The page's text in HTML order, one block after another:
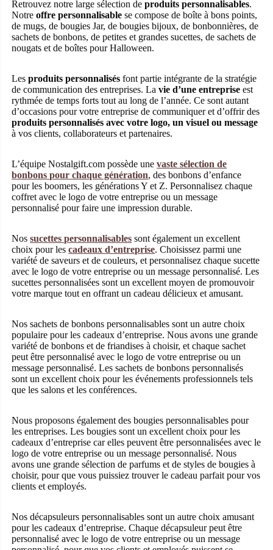
Retrouvez notre large sélection deproduits personnalisables.
Notreoffre personnalisable se compose de boîte à bons points,
de mugs, de bougies Jar, de bougies bijoux, de bonbonnières, de
sachets de bonbons, de petites et grandes sucettes, de sachets de
nougats et de boîtes pour Halloween.
Lesproduits personnalisés font partie intégrante de la stratégie
de communication des entreprises. Lavie d’une entreprise est
rythmée de temps forts tout au long de l’année. Ce sont autant
d’occasions pour votre entreprise de communiquer et d’offrir des
produits personnalisés avec votre logo, un visuel ou message
à vos clients, collaborateurs et partenaires.
L’équipe Nostalgift.com possède unevaste sélection de
bonbons pour chaque génération, des bonbons d’enfance
pour les boomers, les générations Y et Z. Personnalisez chaque
coffret avec le logo de votre entreprise ou un message
personnalisé pour faire une impression durable.
Nossucettes personnalisables sont également un excellent
choix pour lescadeaux d’entreprise. Choisissez parmi une
variété de saveurs et de couleurs, et personnalisez chaque sucette
avec le logo de votre entreprise ou un message personnalisé. Les
sucettes personnalisées sont un excellent moyen de promouvoir
votre marque tout en offrant un cadeau délicieux et amusant.
Nos sachets de bonbons personnalisables sont un autre choix
populaire pour les cadeaux d’entreprise. Nous avons une grande
variété de bonbons et de friandises à choisir, et chaque sachet
peut être personnalisé avec le logo de votre entreprise ou un
message personnalisé. Les sachets de bonbons personnalisés
sont un excellent choix pour les événements professionnels tels
que les salons et les conférences.
Nous proposons également des bougies personnalisables pour
les entreprises. Les bougies sont un excellent choix pour les
cadeaux d’entreprise car elles peuvent être personnalisées avec le
logo de votre entreprise ou un message personnalisé. Nous
avons une grande sélection de parfums et de styles de bougies à
choisir, pour que vous puissiez trouver le cadeau parfait pour vos
clients et employés.
Nos décapsuleurs personnalisables sont un autre choix amusant
pour les cadeaux d’entreprise. Chaque décapsuleur peut être
personnalisé avec le logo de votre entreprise ou un message